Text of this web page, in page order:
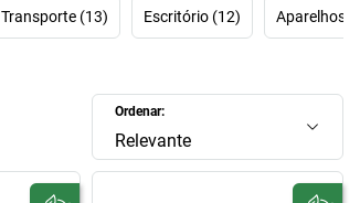
Transporte (13) Escritório (12) Aparelhos
Ordenar:
Relevante